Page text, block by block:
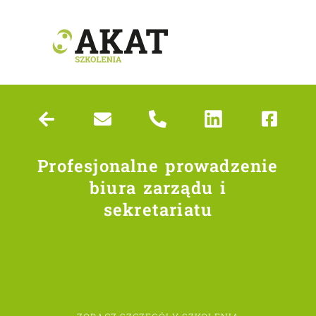
Profesjonalne prowadzenie
biura zarządu i
sekretariatu